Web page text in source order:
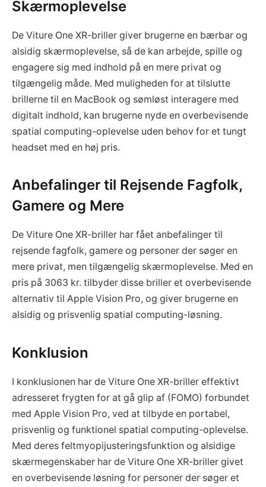
Skærmoplevelse
De Viture One XR-briller giver brugerne en bærbar og
alsidig skærmoplevelse, så de kan arbejde, spille og
engagere sig med indhold på en mere privat og
tilgængelig måde. Med muligheden for at tilslutte
brillerne til en MacBook og sømløst interagere med
digitalt indhold, kan brugerne nyde en overbevisende
spatial computing-oplevelse uden behov for et tungt
headset med en høj pris.
Anbefalinger til Rejsende Fagfolk,
Gamere og Mere
De Viture One XR-briller har fået anbefalinger til
rejsende fagfolk, gamere og personer der søger en
mere privat, men tilgængelig skærmoplevelse. Med en
pris på 3063 kr. tilbyder disse briller et overbevisende
alternativ til Apple Vision Pro, og giver brugerne en
alsidig og prisvenlig spatial computing-løsning.
Konklusion
I konklusionen har de Viture One XR-briller effektivt
adresseret frygten for at gå glip af (FOMO) forbundet
med Apple Vision Pro, ved at tilbyde en portabel,
prisvenlig og funktionel spatial computing-oplevelse.
Med deres feltmyopijusteringsfunktion og alsidige
skærmegenskaber har de Viture One XR-briller givet
en overbevisende løsning for personer der søger et